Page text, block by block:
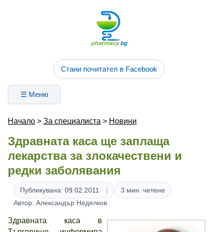
Стани почитател в Facebook
☰ Меню
Начало > За специалиста > Новини
Здравната каса ще заплаща
лекарства за злокачествени и
редки заболявания
Публикувана: 09.02.2011
3 мин. четене
Автор: Александър Недялков
Здравната каса в